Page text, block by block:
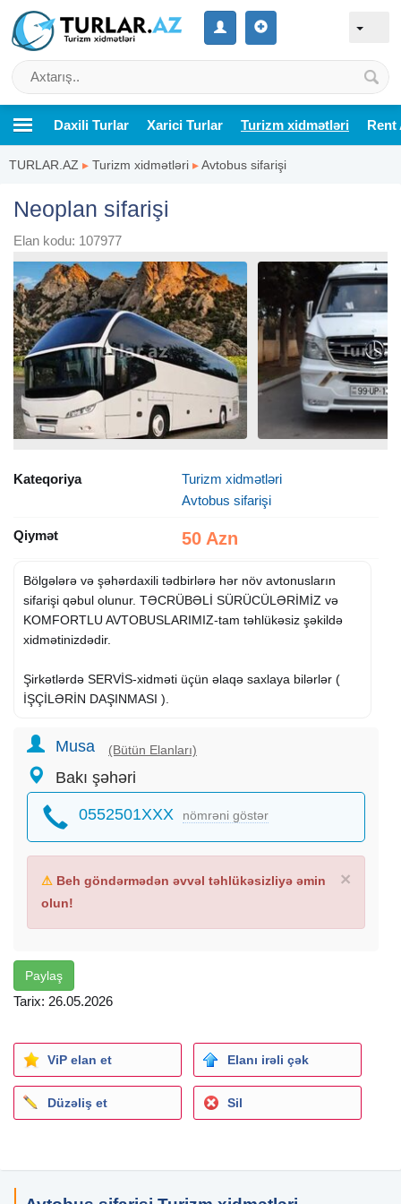
Daxili Turlar Xarici Turlar Turizm xidmətləri Rent
TURLAR.AZ ▸ Turizm xidmətləri ▸Avtobus sifarişi
Neoplan sifarişi
Elan kodu: 107977
Kateqoriya
Turizm xidmətləri
Avtobus sifarişi
Qiymət 50 Azn
Bölgələrə və şəhərdaxili tədbirlərə hər növ avtonusların
sifarişi qəbul olunur. TƏCRÜBƏLİ SÜRÜCÜLƏRİMİZ və
KOMFORTLU AVTOBUSLARIMIZ-tam təhlükəsiz şəkildə
xidmətinizdədir.
Şirkətlərdə SERVİS-xidməti üçün əlaqə saxlaya bilərlər (
İŞÇİLƏRİN DAŞINMASI ).
Musa (Bütün Elanları)
Bakı şəhəri
0552501XXX nömrəni göstər
×
⚠ Beh göndərmədən əvvəl təhlükəsizliyə əmin
olun!
Paylaş
Tarix: 26.05.2026
ViP elan et Elanı irəli çək
Düzəliş et Sil